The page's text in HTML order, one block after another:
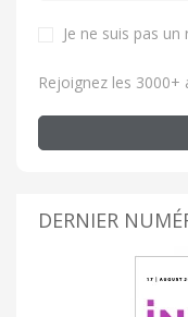
Je ne suis pas un
Rejoignez les
DERNIER